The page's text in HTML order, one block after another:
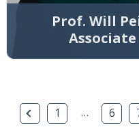
Prof. Will
上一頁1 … 6